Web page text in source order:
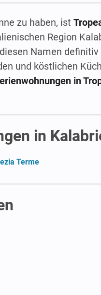
zu haben, ist
Region
Namen
und köstlichen
in
in
Terme